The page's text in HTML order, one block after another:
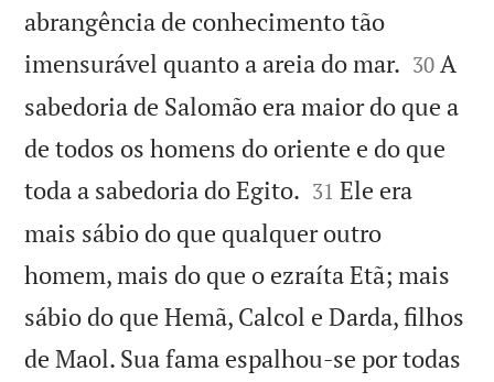
abrangência de conhecimento tão
imensurável quanto a areia do mar. 

30 A
sabedoria de Salomão era maior do que a
de todos os homens do oriente e do que
toda a sabedoria do Egito. 

31 Ele era
mais sábio do que qualquer outro
homem, mais do que o ezraíta Etã; mais
sábio do que Hemã, Calcol e Darda, filhos
de Maol. Sua fama espalhou-se por todas